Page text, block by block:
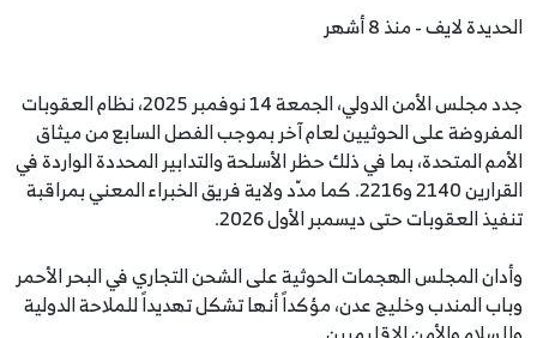
الحديدة لايف - منذ 8 أشهر
جدد مجلس الأمن الدولي، الجمعة 14 نوفمبر 2025، نظام العقوبات
المفروضة على الحوثيين لعام آخر بموجب الفصل السابع من ميثاق
الأمم المتحدة، بما في ذلك حظر الأسلحة والتدابير المحددة الواردة في
القرارين 2140 و2216. كما مدّد ولاية فريق الخبراء المعني بمراقبة
تنفيذ العقوبات حتى ديسمبر الأول 2026.
وأدان المجلس الهجمات الحوثية على الشحن التجاري في البحر الأحمر
وباب المندب وخليج عدن، مؤكداً أنها تشكل تهديداً للملاحة الدولية